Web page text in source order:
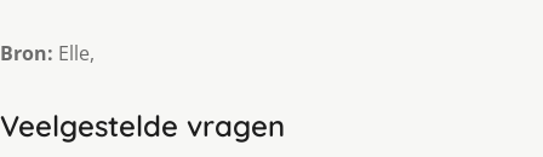
Bron: Elle,
Veelgestelde vragen